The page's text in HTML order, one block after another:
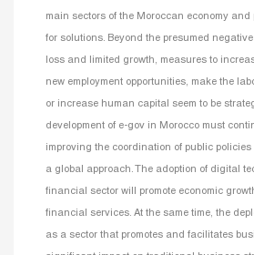
main sectors of the Moroccan economy and
for solutions. Beyond the presumed
loss and limited growth, measures to
new employment opportunities, make the
or increase human capital seem to be
development of e-gov in Morocco must
improving the coordination of public policies
a global approach. The adoption of digital
financial sector will promote economic
financial services. At the same time, the
as a sector that promotes and facilitates